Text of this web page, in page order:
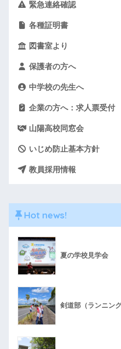
緊急連絡確認
各種証明書
図書室より
保護者の方へ
中学校の先生へ
企業の方へ：求人票受付
山陽高校同窓会
いじめ防止基本方針
教員採用情報
Hot news!
夏の学校見学会
剣道部（ランニン